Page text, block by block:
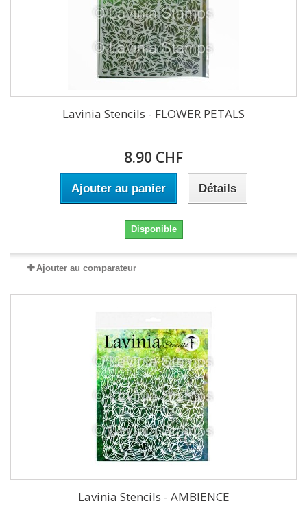
Lavinia Stencils - FLOWER PETALS
8.90 CHF
Ajouter au panier Détails
Disponible
Ajouter au comparateur
Lavinia Stencils - AMBIENCE